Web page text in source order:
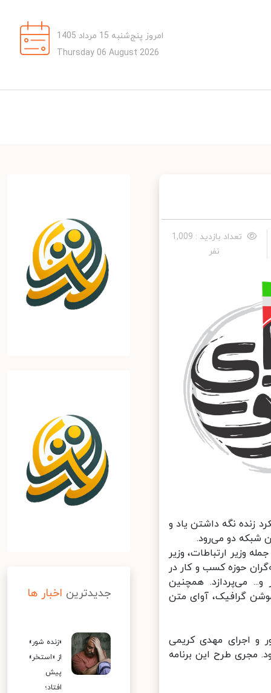
امروز پنج‌شنبه 15 مرداد 1405
Thursday 06 August 2026
تعداد بازدید : 1,009
نفر
زنده نگه داشتن یاد و
شبکه دو می‌رود.
وزیر ارتباطات، وزیر
حوزه کسب و کار در
می‌پردازد. همچنین
گرافیک، آوای متن
و اجرای مهدی کریمی
آنتن می‌شود. مجری طرح این برنامه
جدیدترین اخبار ها
«زنده شور»
از «استخر»
پیش
افتاد؛